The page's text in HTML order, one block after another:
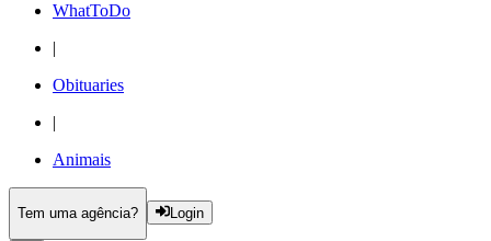
WhatToDo
|
Obituaries
|
Animais
Tem uma agência? Login